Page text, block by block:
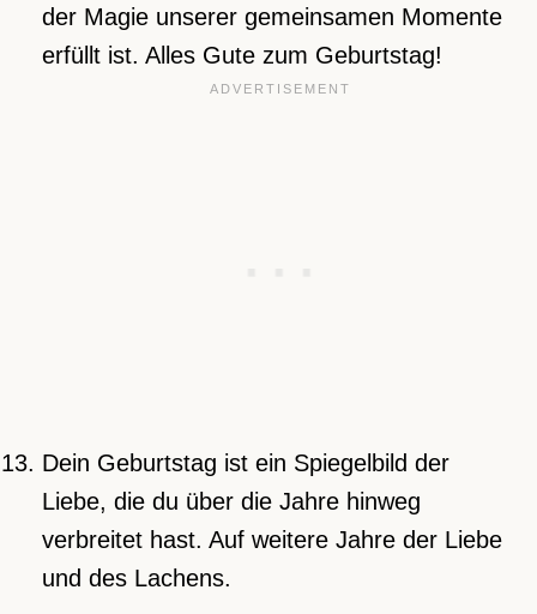
der Magie unserer gemeinsamen Momente
erfüllt ist. Alles Gute zum Geburtstag!
Dein Geburtstag ist ein Spiegelbild der
Liebe, die du über die Jahre hinweg
verbreitet hast. Auf weitere Jahre der Liebe
und des Lachens.